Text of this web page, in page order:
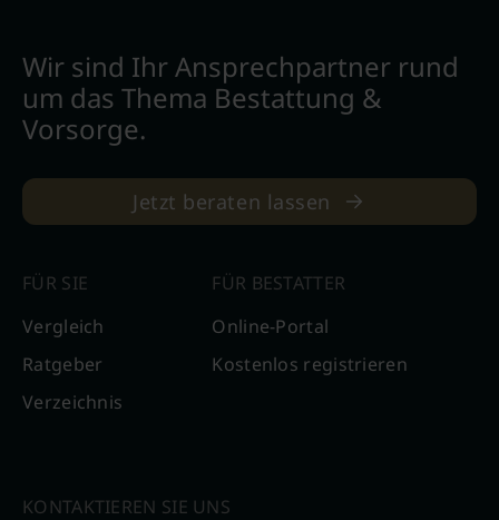
Wir sind Ihr Ansprechpartner rund
um das Thema Bestattung &
Vorsorge.
Jetzt beraten lassen
FÜR SIE
Vergleich
Ratgeber
Verzeichnis
FÜR BESTATTER
Online-Portal
Kostenlos registrieren
KONTAKTIEREN SIE UNS